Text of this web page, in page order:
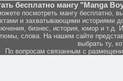
бесплатно мангу "Manga
посмотреть мангу бесплатно,
и захватывающими историями
бизнес, история, юмор и
слова. На нашем сайте
выбрать ту,
По вопросам связанным с